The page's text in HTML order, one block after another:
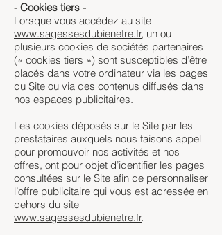
- Cookies tiers -
Lorsque vous accédez au site
www.sagessesdubienetre.fr, un ou
plusieurs cookies de sociétés partenaires
(« cookies tiers ») sont susceptibles d’être
placés dans votre ordinateur via les pages
du Site ou via des contenus diffusés dans
nos espaces publicitaires.
Les cookies déposés sur le Site par les
prestataires auxquels nous faisons appel
pour promouvoir nos activités et nos
offres, ont pour objet d’identifier les pages
consultées sur le Site afin de personnaliser
l’offre publicitaire qui vous est adressée en
dehors du site
www.sagessesdubienetre.fr.